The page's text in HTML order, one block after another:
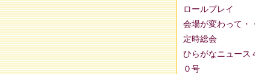
ロールプレイ
会場が変わって・
定時総会
ひらがなニュース
０号